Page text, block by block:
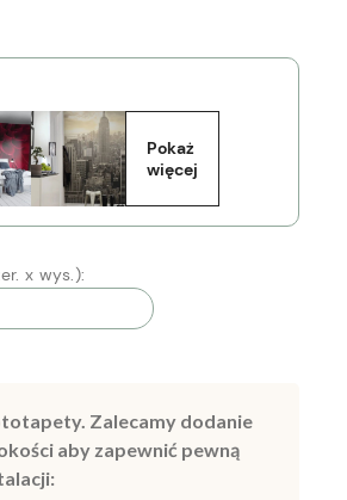
Pokaż
więcej
x wys.):
Zalecamy dodanie
aby zapewnić pewną